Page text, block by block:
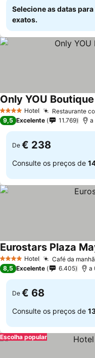
Selecione as datas
exatos.
4 EstrelasHotel Restaurante
Only YOU
9,5 Excelente 11.769 a
De € 238
Consulte os preços de
4 EstrelasHotel Café da
Eurostars Plaza
8,5 Excelente 6.405 a
De € 68
Consulte os preços de
Escolha popular